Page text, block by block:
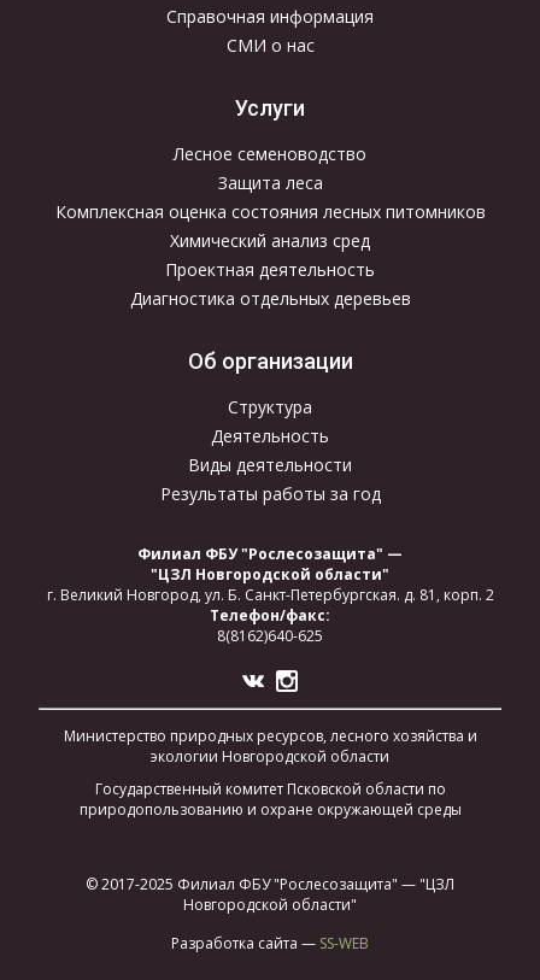
Справочная информация
СМИ о нас
Услуги
Лесное семеноводство
Защита леса
Комплексная оценка состояния лесных питомников
Химический анализ сред
Проектная деятельность
Диагностика отдельных деревьев
Об организации
Структура
Деятельность
Виды деятельности
Результаты работы за год
Филиал ФБУ "Рослесозащита" —
"ЦЗЛ Новгородской области"
г. Великий Новгород, ул. Б. Санкт-Петербургская. д. 81, корп. 2
Телефон/факс:
8(8162)640-625
Министерство природных ресурсов, лесного хозяйства и
экологии Новгородской области
Государственный комитет Псковской области по
природопользованию и охране окружающей среды
© 2017-2025 Филиал ФБУ "Рослесозащита" — "ЦЗЛ
Новгородской области"
Разработка сайта — SS-WEB